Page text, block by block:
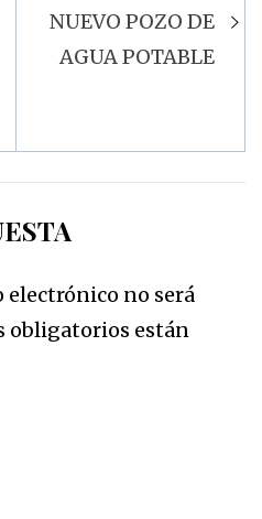
NUEVO POZO DE
AGUA POTABLE
electrónico no será
obligatorios están